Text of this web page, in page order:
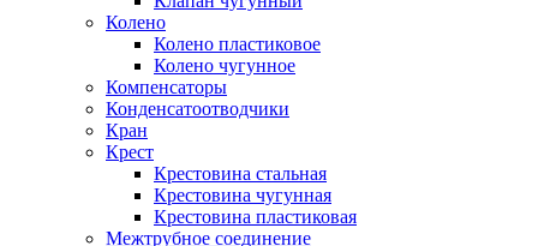
Колено
Колено пластиковое
Колено чугунное
Компенсаторы
Конденсатоотводчики
Кран
Крест
Крестовина стальная
Крестовина чугунная
Крестовина пластиковая
Межтрубное соединение